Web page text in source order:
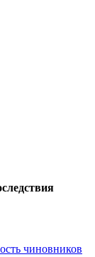
чиновников